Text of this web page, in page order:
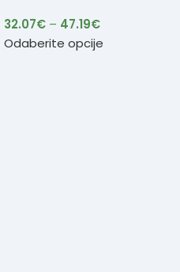
32.07€ – 47.19€
Odaberite opcije